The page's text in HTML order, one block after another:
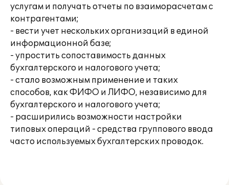
услугам и получать отчеты по взаиморасчетам с
контрагентами;
- вести учет нескольких организаций в единой
информационной базе;
- упростить сопоставимость данных
бухгалтерского и налогового учета;
- стало возможным применение и таких
способов, как ФИФО и ЛИФО, независимо для
бухгалтерского и налогового учета;
- расширились возможности настройки
типовых операций - средства группового ввода
часто используемых бухгалтерских проводок.